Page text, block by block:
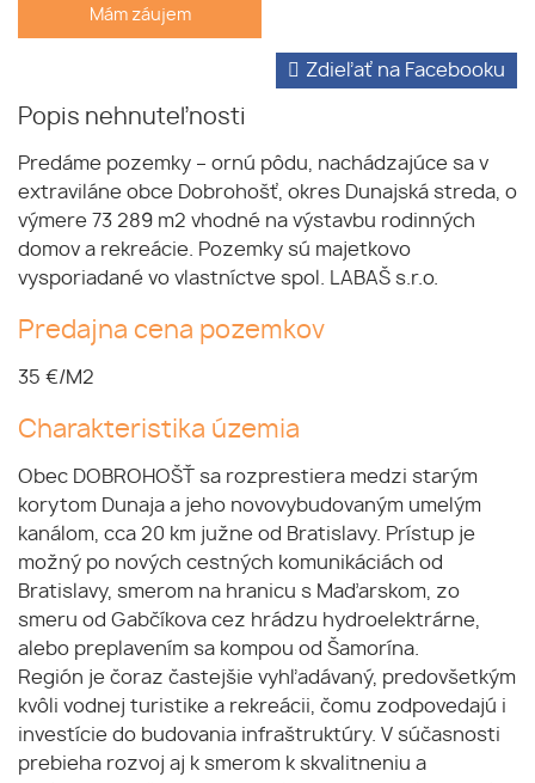
Mám záujem
Popis nehnuteľnosti
Zdieľať na Facebooku
Predáme pozemky – ornú pôdu, nachádzajúce sa v
extraviláne obce Dobrohošť, okres Dunajská streda, o
výmere 73 289 m2 vhodné na výstavbu rodinných
domov a rekreácie. Pozemky sú majetkovo
vysporiadané vo vlastníctve spol. LABAŠ s.r.o.
Predajna cena pozemkov
35 €/M2
Charakteristika územia
Obec DOBROHOŠŤ sa rozprestiera medzi starým
korytom Dunaja a jeho novovybudovaným umelým
kanálom, cca 20 km južne od Bratislavy. Prístup je
možný po nových cestných komunikáciách od
Bratislavy, smerom na hranicu s Maďarskom, zo
smeru od Gabčíkova cez hrádzu hydroelektrárne,
alebo preplavením sa kompou od Šamorína.
Región je čoraz častejšie vyhľadávaný, predovšetkým
kvôli vodnej turistike a rekreácii, čomu zodpovedajú i
investície do budovania infraštruktúry. V súčasnosti
prebieha rozvoj aj k smerom k skvalitneniu a